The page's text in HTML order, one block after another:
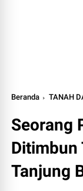
Beranda TANAH
Seorang
Ditimbun
Tanjung